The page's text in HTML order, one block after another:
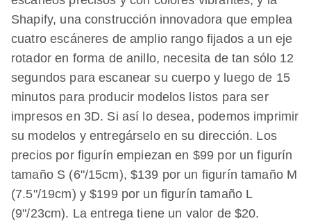
Shapify, una construcción innovadora que emplea
cuatro escáneres de amplio rango fijados a un eje
rotador en forma de anillo, necesita de tan sólo 12
segundos para escanear su cuerpo y luego de 15
minutos para producir modelos listos para ser
impresos en 3D. Si así lo desea, podemos imprimir
su modelos y entregárselo en su dirección. Los
precios por figurín empiezan en $99 por un figurín
tamaño S (6"/15cm), $139 por un figurín tamaño M
(7.5"/19cm) y $199 por un figurín tamaño L
(9"/23cm). La entrega tiene un valor de $20.